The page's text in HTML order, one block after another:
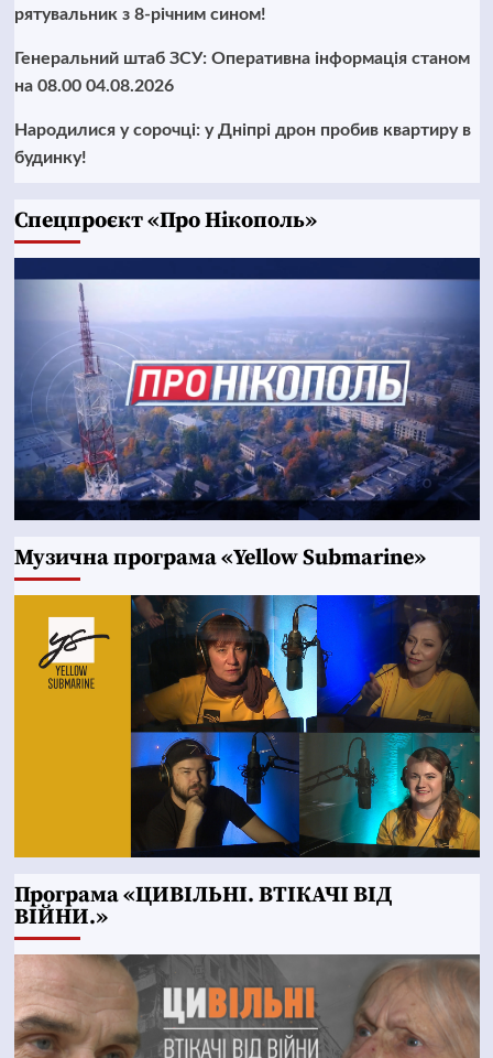
рятувальник з 8-річним сином!
Генеральний штаб ЗСУ: Оперативна інформація станом
на 08.00 04.08.2026
Народилися у сорочці: у Дніпрі дрон пробив квартиру в
будинку!
Cпецпроєкт «Про Нікополь»
Музична програма «Yellow Submarine»
Програма «ЦИВІЛЬНІ. ВТІКАЧІ ВІД
ВІЙНИ.»